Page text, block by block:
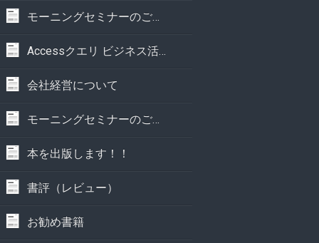
モーニングセミナーのご案内
Accessクエリ ビジネス活用事典
会社経営について
モーニングセミナーのご案内
本を出版します！！
書評（レビュー）
お勧め書籍